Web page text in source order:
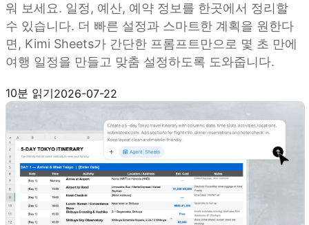
워 보세요. 일정, 예산, 예약 정보를 한곳에서 정리할
수 있습니다. 더 빠른 설정과 스마트한 계획을 원한다
면, Kimi Sheets가 간단한 프롬프트만으로 몇 초 만에
여행 일정을 만들고 맞춤 설정하도록 도와줍니다.
10분 읽기2026-07-22